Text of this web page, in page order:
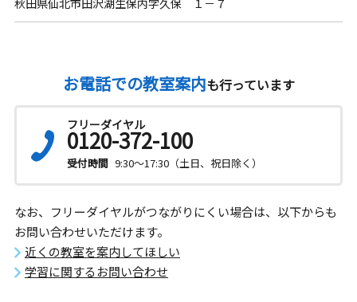
お電話での教室案内も行っています
フリーダイヤル
0120-372-100
受付時間 9:30～17:30（土日、祝日除く）
なお、フリーダイヤルがつながりにくい場合は、以下からも
お問い合わせいただけます。
近くの教室を案内してほしい
学習に関するお問い合わせ